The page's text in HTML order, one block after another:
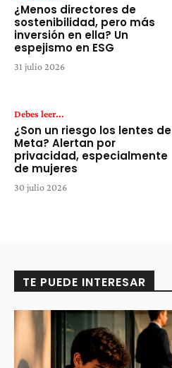
¿Menos directores de
sostenibilidad, pero más
inversión en ella? Un
espejismo en ESG
31 julio 2026
Debes leer...
¿Son un riesgo los lentes de
Meta? Alertan por
privacidad, especialmente
de mujeres
30 julio 2026
TE PUEDE INTERESAR